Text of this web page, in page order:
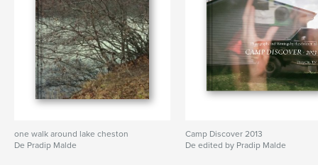
one walk around lake cheston
De Pradip Malde
Camp Discover 2013
De edited by Pradip Malde